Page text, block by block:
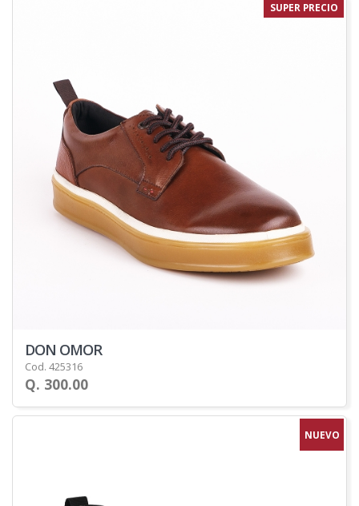
SUPER PRECIO
DON OMOR
Cod. 425316
Q. 300.00
NUEVO